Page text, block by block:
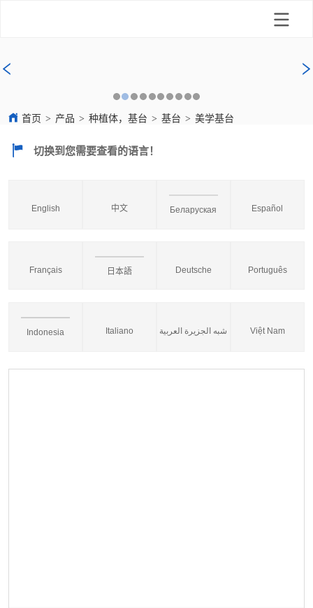
首页 > 产品 > 种植体，基台 > 基台 > 美学基台
切换到您需要查看的语言！
English 中文 Беларуская Español
Français 日本語 Deutsche Português
Indonesia Italiano شبه الجزيرة العربية Việt Nam